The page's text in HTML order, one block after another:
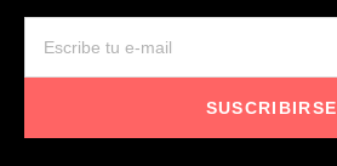
SUSCRIBIRSE